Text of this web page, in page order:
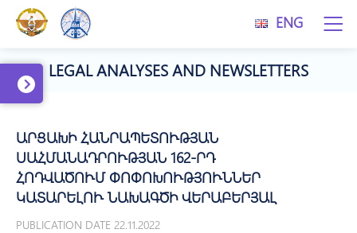
ENG
LEGAL ANALYSES AND NEWSLETTERS
ԱՐՑԱԽԻ ՀԱՆՐԱՊԵՏՈՒԹՅԱՆ
ՍԱՀՄԱՆԱԴՐՈՒԹՅԱՆ 162-ՐԴ
ՀՈԴՎԱԾՈՒՄ ՓՈՓՈԽՈՒԹՅՈՒՆՆԵՐ
ԿԱՏԱՐԵԼՈՒ ՆԱԽԱԳԾԻ ՎԵՐԱԲԵՐՅԱԼ
PUBLICATION DATE 22.11.2022